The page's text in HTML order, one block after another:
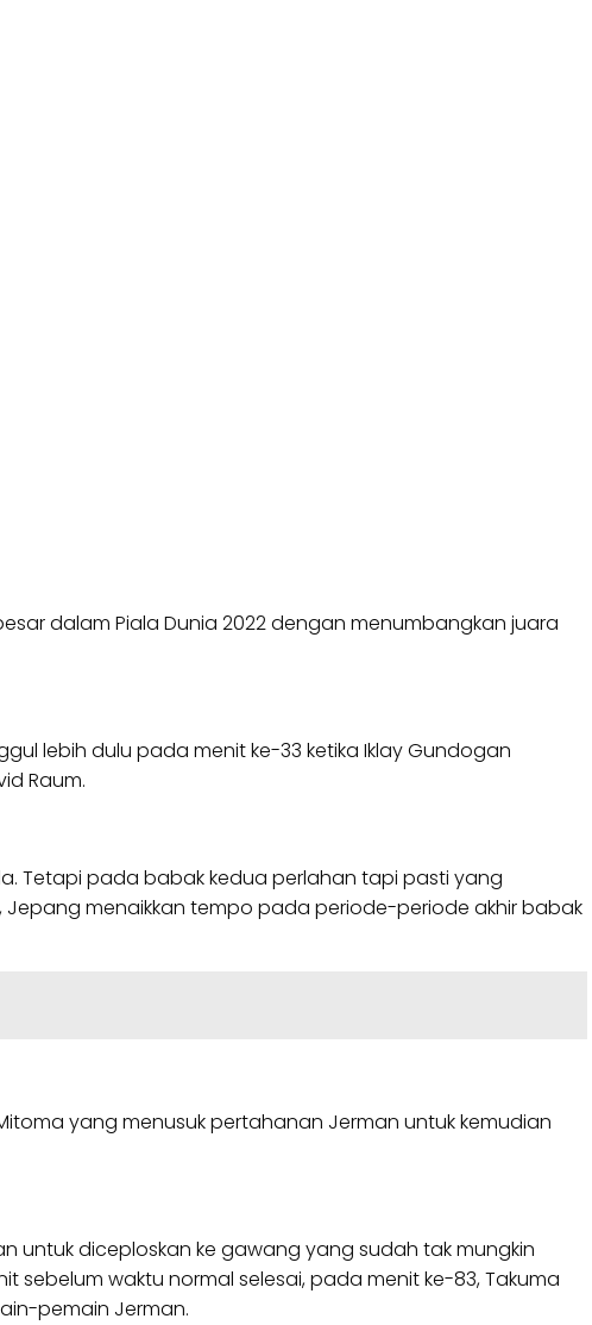
dalam Piala Dunia 2022 dengan menumbangkan juara
lebih dulu pada menit ke-33 ketika Iklay Gundogan
Raum.
Tetapi pada babak kedua perlahan tapi pasti yang
menaikkan tempo pada periode-periode akhir babak
yang menusuk pertahanan Jerman untuk kemudian
untuk diceploskan ke gawang yang sudah tak mungkin
sebelum waktu normal selesai, pada menit ke-83, Takuma
pemain Jerman.